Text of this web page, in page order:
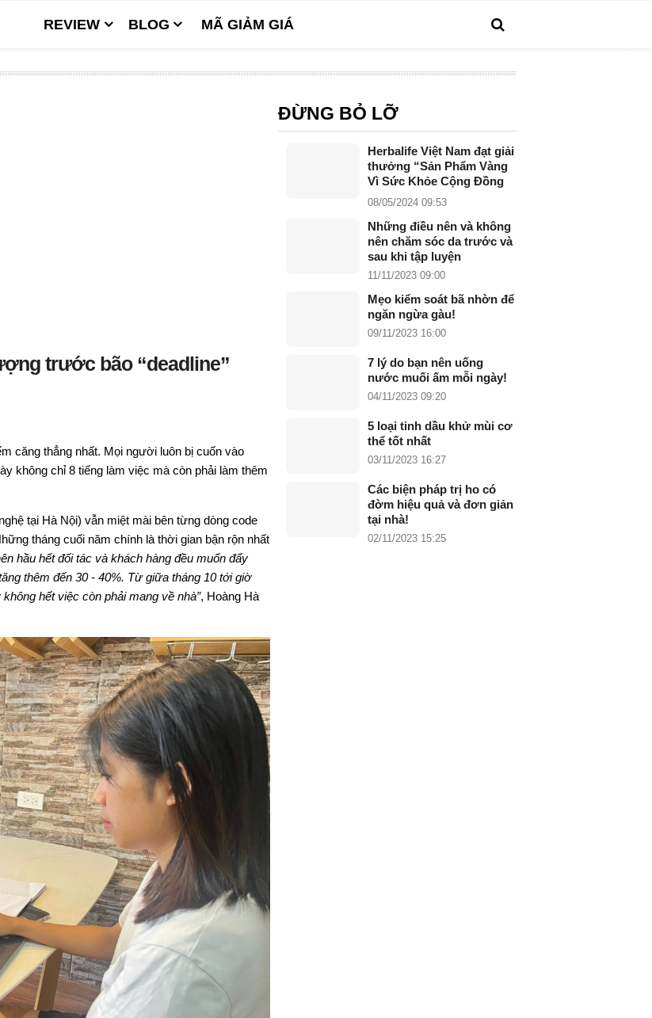
REVIEW BLOG MÃ GIẢM GIÁ
trước bão “deadline”
căng thẳng nhất. Mọi người luôn bị cuốn vào
không chỉ 8 tiếng làm việc mà còn phải làm thêm
tại Hà Nội) vẫn miệt mài bên từng dòng code
tháng cuối năm chính là thời gian bận rộn nhất
hầu hết đối tác và khách hàng đều muốn đẩy
thêm đến 30 - 40%. Từ giữa tháng 10 tới giờ
hết việc còn phải mang về nhà”, Hoàng Hà
ĐỪNG BỎ LỠ
Herbalife Việt Nam đạt giải
thưởng “Sản Phẩm Vàng
Vì Sức Khỏe Cộng Đồng
năm 2024”
08/05/2024 09:53
Những điều nên và không
nên chăm sóc da trước và
sau khi tập luyện
11/11/2023 09:00
Mẹo kiểm soát bã nhờn để
ngăn ngừa gàu!
09/11/2023 16:00
7 lý do bạn nên uống
nước muối ấm mỗi ngày!
04/11/2023 09:20
5 loại tinh dầu khử mùi cơ
thể tốt nhất
03/11/2023 16:27
Các biện pháp trị ho có
đờm hiệu quả và đơn giản
tại nhà!
02/11/2023 15:25